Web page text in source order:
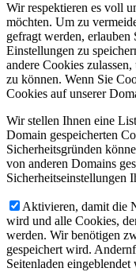
Wir respektieren es voll
möchten. Um zu
gefragt werden,
Einstellungen zu
andere Cookies
zu können. Wenn Sie
Cookies auf unserer
Wir stellen Ihnen eine
Domain gespeicherten
Sicherheitsgründen
von anderen Domains
Sicherheitseinstellungen
Aktivieren, damit die
wird und alle Cookies,
werden. Wir benötigen
gespeichert wird.
Seitenladen eingeblendet